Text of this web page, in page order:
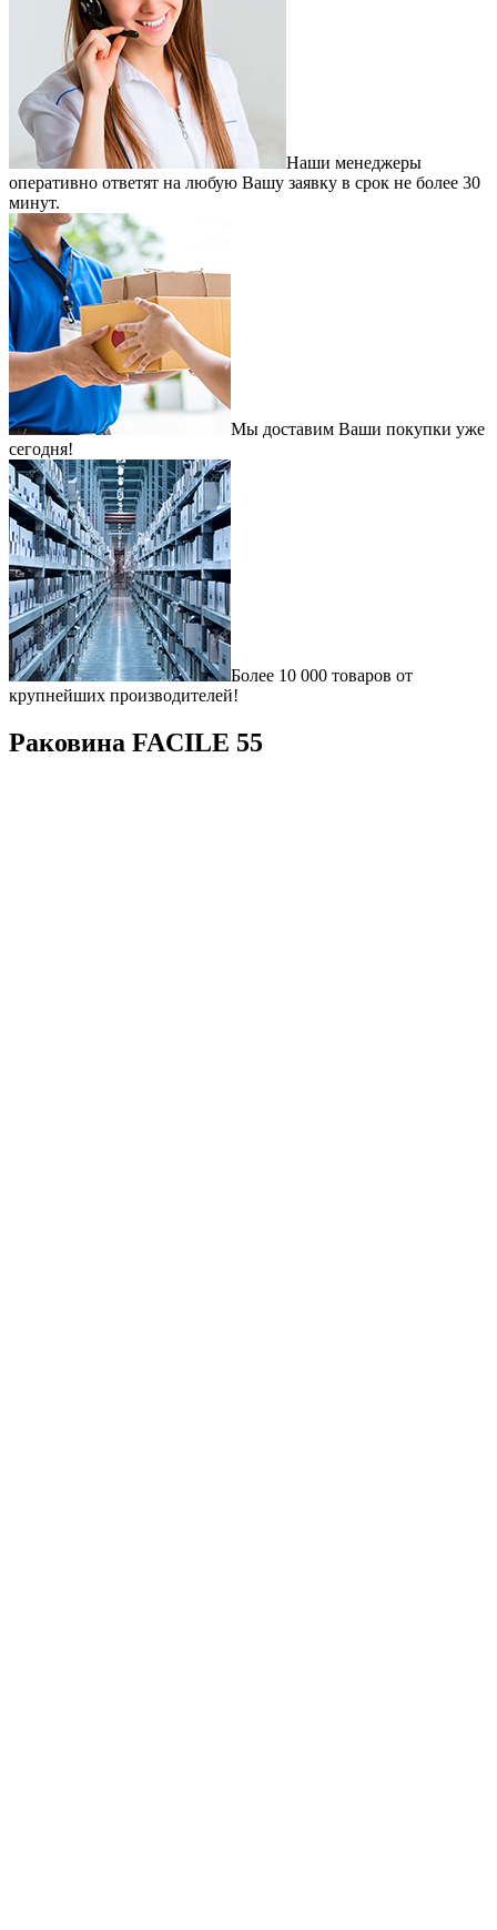
Наши менеджеры
оперативно ответят на любую Вашу заявку в срок не более 30
минут.
Мы доставим Ваши покупки уже
сегодня!
Более 10 000 товаров от
крупнейших производителей!
Раковина FACILE 55